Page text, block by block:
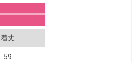
着丈
59